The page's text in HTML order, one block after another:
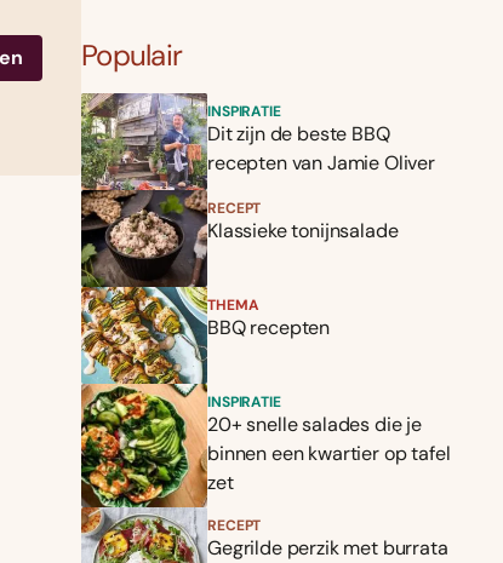
Populair
INSPIRATIE
Dit zijn de beste BBQ
recepten van Jamie Oliver
RECEPT
Klassieke tonijnsalade
THEMA
BBQ recepten
INSPIRATIE
20+ snelle salades die je
binnen een kwartier op tafel
zet
RECEPT
Gegrilde perzik met burrata